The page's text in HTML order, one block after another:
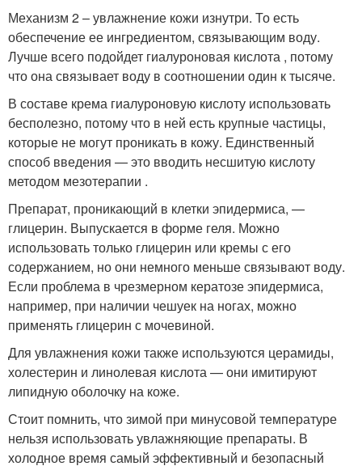
Механизм 2 – увлажнение кожи изнутри. То есть
обеспечение ее ингредиентом, связывающим воду.
Лучше всего подойдет гиалуроновая кислота , потому
что она связывает воду в соотношении один к тысяче.
В составе крема гиалуроновую кислоту использовать
бесполезно, потому что в ней есть крупные частицы,
которые не могут проникать в кожу. Единственный
способ введения — это вводить несшитую кислоту
методом мезотерапии .
Препарат, проникающий в клетки эпидермиса, —
глицерин. Выпускается в форме геля. Можно
использовать только глицерин или кремы с его
содержанием, но они немного меньше связывают воду.
Если проблема в чрезмерном кератозе эпидермиса,
например, при наличии чешуек на ногах, можно
применять глицерин с мочевиной.
Для увлажнения кожи также используются церамиды,
холестерин и линолевая кислота — они имитируют
липидную оболочку на коже.
Стоит помнить, что зимой при минусовой температуре
нельзя использовать увлажняющие препараты. В
холодное время самый эффективный и безопасный